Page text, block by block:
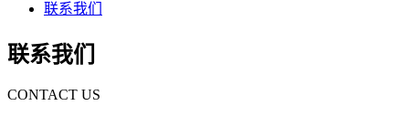
联系我们
联系我们
CONTACT US